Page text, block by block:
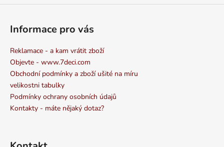
Informace pro vás
Reklamace - a kam vrátit zboží
Objevte - www.7deci.com
Obchodní podmínky a zboží ušité na míru
velikostni tabulky
Podmínky ochrany osobních údajů
Kontakty - máte nějaký dotaz?